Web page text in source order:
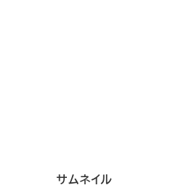
サムネイル